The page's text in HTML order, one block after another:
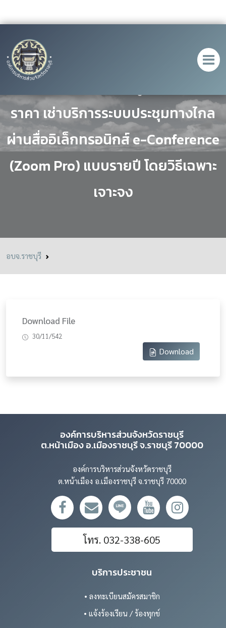
ประกาศ เรื่อง ประกาศผู้ชนะการเสนอ
ราคา เช่าบริการระบบประชุมทางไกล
ผ่านสื่ออิเล็กทรอนิกส์ e-Conference
(Zoom Pro) แบบรายปี โดยวิธีเฉพาะ
เจาะจง
อบจ.ราชบุรี
Download File
30/11/542
Download
องค์การบริหารส่วนจังหวัดราชบุรี
ต.หน้าเมือง อ.เมืองราชบุรี จ.ราชบุรี 70000
องค์การบริหารส่วนจังหวัดราชบุรี
ต.หน้าเมือง อ.เมืองราชบุรี จ.ราชบุรี 70000
โทร. 032-338-605
บริการประชาชน
• ลงทะเบียนสมัครสมาชิก
• แจ้งร้องเรียน / ร้องทุกข์